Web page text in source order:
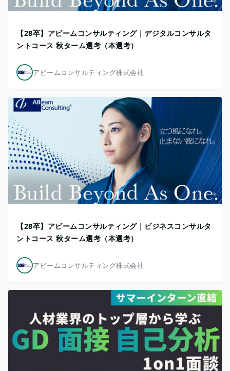
【28卒】アビームコンサルティング｜デジタルコンサルタ
ントコース 秋ターム選考（本選考）
アビームコンサルティング株式会社
【28卒】アビームコンサルティング｜ビジネスコンサルタ
ントコース 秋ターム選考（本選考）
アビームコンサルティング株式会社